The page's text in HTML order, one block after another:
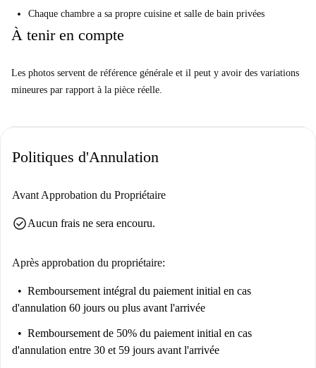
Chaque chambre a sa propre cuisine et salle de bain privées
À tenir en compte
Les photos servent de référence générale et il peut y avoir des variations
mineures par rapport à la pièce réelle.
Politiques d'Annulation
Avant Approbation du Propriétaire
check_circleAucun frais ne sera encouru.
Après approbation du propriétaire:
Remboursement intégral du paiement initial en cas
d'annulation 60 jours ou plus avant l'arrivée
Remboursement de 50% du paiement initial en cas
d'annulation entre 30 et 59 jours avant l'arrivée